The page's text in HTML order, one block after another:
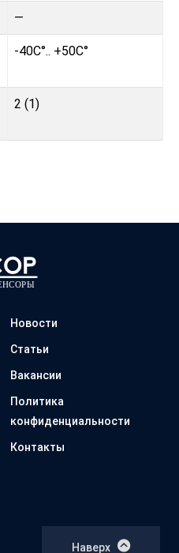
—
-40C°.. +50C°
2 (1)
Новости
Статьи
Вакансии
Политика
конфиденциальности
Контакты
Наверх